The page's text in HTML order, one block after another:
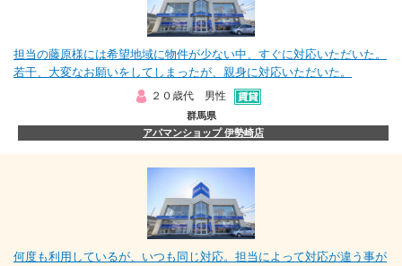
担当の藤原様には希望地域に物件が少ない中、すぐに対応いただいた。
若干、大変なお願いをしてしまったが、親身に対応いただいた。
２０歳代 男性
群馬県
アパマンショップ 伊勢崎店
何度も利用しているが、いつも同じ対応。担当によって対応が違う事が